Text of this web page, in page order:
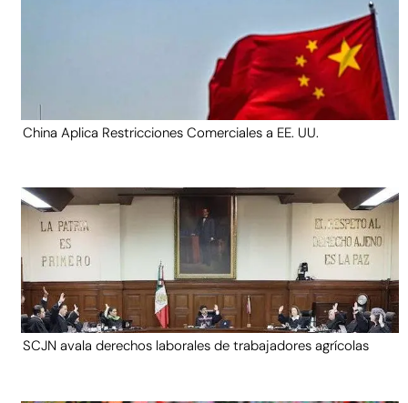
China Aplica Restricciones Comerciales a EE. UU.
SCJN avala derechos laborales de trabajadores agrícolas